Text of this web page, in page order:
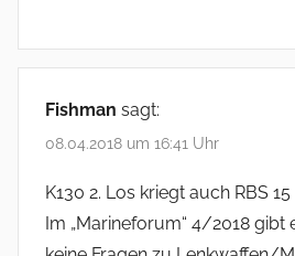
Fishman sagt:
08.04.2018 um 16:41 Uhr
K130 2. Los kriegt auch RBS 15
Im „Marineforum“ 4/2018 gibt